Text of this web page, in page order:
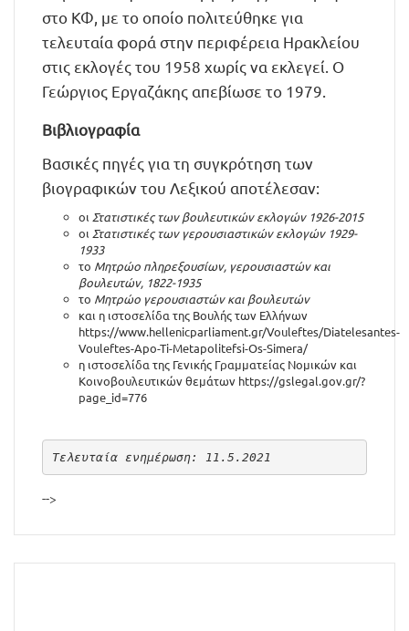
στο ΚΦ, με το οποίο πολιτεύθηκε για
τελευταία φορά στην περιφέρεια Ηρακλείου
στις εκλογές του 1958 χωρίς να εκλεγεί. Ο
Γεώργιος Εργαζάκης απεβίωσε το 1979.
Βιβλιογραφία
Βασικές πηγές για τη συγκρότηση των
βιογραφικών του Λεξικού αποτέλεσαν:
οι Στατιστικές των βουλευτικών εκλογών 1926-2015
οι Στατιστικές των γερουσιαστικών εκλογών 1929-
1933
το Μητρώο πληρεξουσίων, γερουσιαστών και
βουλευτών, 1822-1935
το Μητρώο γερουσιαστών και βουλευτών
και η ιστοσελίδα της Βουλής των Ελλήνων
https://www.hellenicparliament.gr/Vouleftes/Diatelesantes-
Vouleftes-Apo-Ti-Metapolitefsi-Os-Simera/
η ιστοσελίδα της Γενικής Γραμματείας Νομικών και
Κοινοβουλευτικών θεμάτων https://gslegal.gov.gr/?
page_id=776
Τελευταία ενημέρωση: 11.5.2021
-->